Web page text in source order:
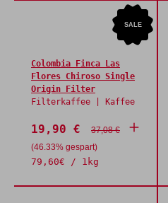
SALE
Colombia Finca Las
Flores Chiroso Single
Origin Filter
Filterkaffee | Kaffee
19,90 €
37,08 €
(46.33% gespart)
79,60€ / 1kg